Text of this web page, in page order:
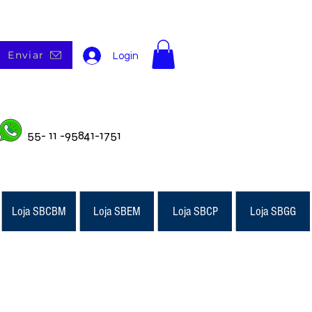
Login
Enviar
55- 11 -95841-1751
Loja SBCBM Loja SBEM Loja SBCP Loja SBGG